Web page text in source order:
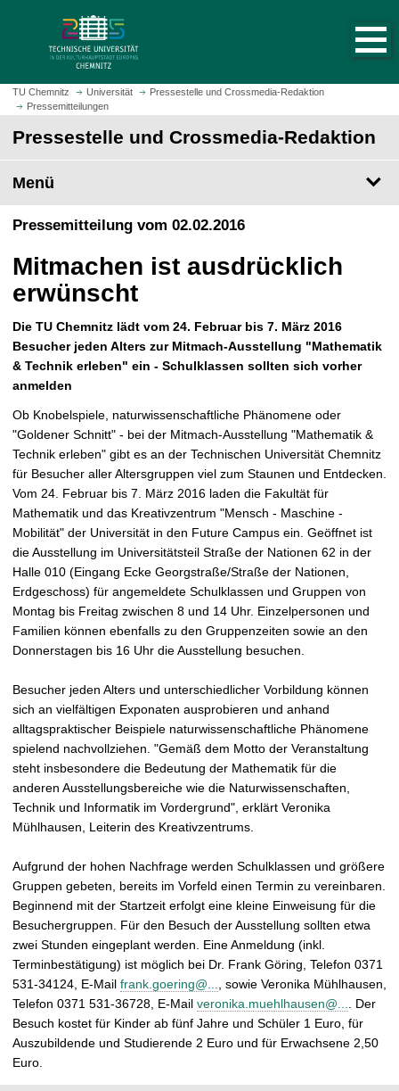
m
H
t
s
i
e
a
u
r
f
e
n
TU Chemnitz Universität
Pressestelle und Crossmedia-Redaktion
Pressemitteilungen
Pressestelle und Crossmedia-Redaktion
Menü
Pressemitteilung vom 02.02.2016
Mitmachen ist ausdrücklich
erwünscht
Die TU Chemnitz lädt vom 24. Februar bis 7. März 2016
Besucher jeden Alters zur Mitmach-Ausstellung "Mathematik
& Technik erleben" ein - Schulklassen sollten sich vorher
anmelden
Ob Knobelspiele, naturwissenschaftliche Phänomene oder
"Goldener Schnitt" - bei der Mitmach-Ausstellung "Mathematik &
Technik erleben" gibt es an der Technischen Universität Chemnitz
für Besucher aller Altersgruppen viel zum Staunen und Entdecken.
Vom 24. Februar bis 7. März 2016 laden die Fakultät für
Mathematik und das Kreativzentrum "Mensch - Maschine -
Mobilität" der Universität in den Future Campus ein. Geöffnet ist
die Ausstellung im Universitätsteil Straße der Nationen 62 in der
Halle 010 (Eingang Ecke Georgstraße/Straße der Nationen,
Erdgeschoss) für angemeldete Schulklassen und Gruppen von
Montag bis Freitag zwischen 8 und 14 Uhr. Einzelpersonen und
Familien können ebenfalls zu den Gruppenzeiten sowie an den
Donnerstagen bis 16 Uhr die Ausstellung besuchen.
Besucher jeden Alters und unterschiedlicher Vorbildung können
sich an vielfältigen Exponaten ausprobieren und anhand
alltagspraktischer Beispiele naturwissenschaftliche Phänomene
spielend nachvollziehen. "Gemäß dem Motto der Veranstaltung
steht insbesondere die Bedeutung der Mathematik für die
anderen Ausstellungsbereiche wie die Naturwissenschaften,
Technik und Informatik im Vordergrund", erklärt Veronika
Mühlhausen, Leiterin des Kreativzentrums.
Aufgrund der hohen Nachfrage werden Schulklassen und größere
Gruppen gebeten, bereits im Vorfeld einen Termin zu vereinbaren.
Beginnend mit der Startzeit erfolgt eine kleine Einweisung für die
Besuchergruppen. Für den Besuch der Ausstellung sollten etwa
zwei Stunden eingeplant werden. Eine Anmeldung (inkl.
Terminbestätigung) ist möglich bei Dr. Frank Göring, Telefon 0371
531-34124, E-Mail frank.goering@..., sowie Veronika Mühlhausen,
Telefon 0371 531-36728, E-Mail veronika.muehlhausen@.... Der
Besuch kostet für Kinder ab fünf Jahre und Schüler 1 Euro, für
Auszubildende und Studierende 2 Euro und für Erwachsene 2,50
Euro.